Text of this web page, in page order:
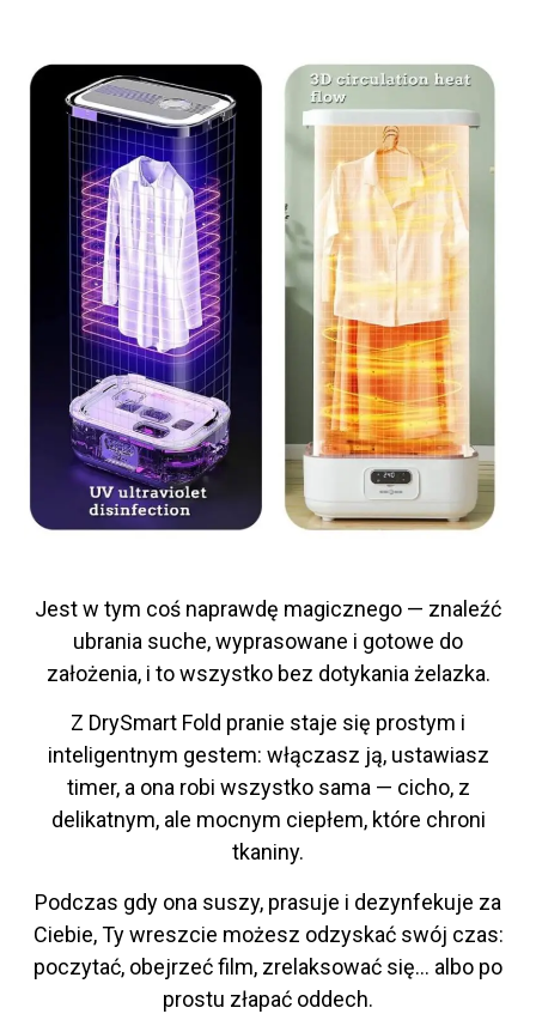
Jest w tym coś naprawdę magicznego — znaleźć
ubrania suche, wyprasowane i gotowe do
założenia, i to wszystko bez dotykania żelazka.
Z DrySmart Fold pranie staje się prostym i
inteligentnym gestem: włączasz ją, ustawiasz
timer, a ona robi wszystko sama — cicho, z
delikatnym, ale mocnym ciepłem, które chroni
tkaniny.
Podczas gdy ona suszy, prasuje i dezynfekuje za
Ciebie, Ty wreszcie możesz odzyskać swój czas:
poczytać, obejrzeć film, zrelaksować się… albo po
prostu złapać oddech.